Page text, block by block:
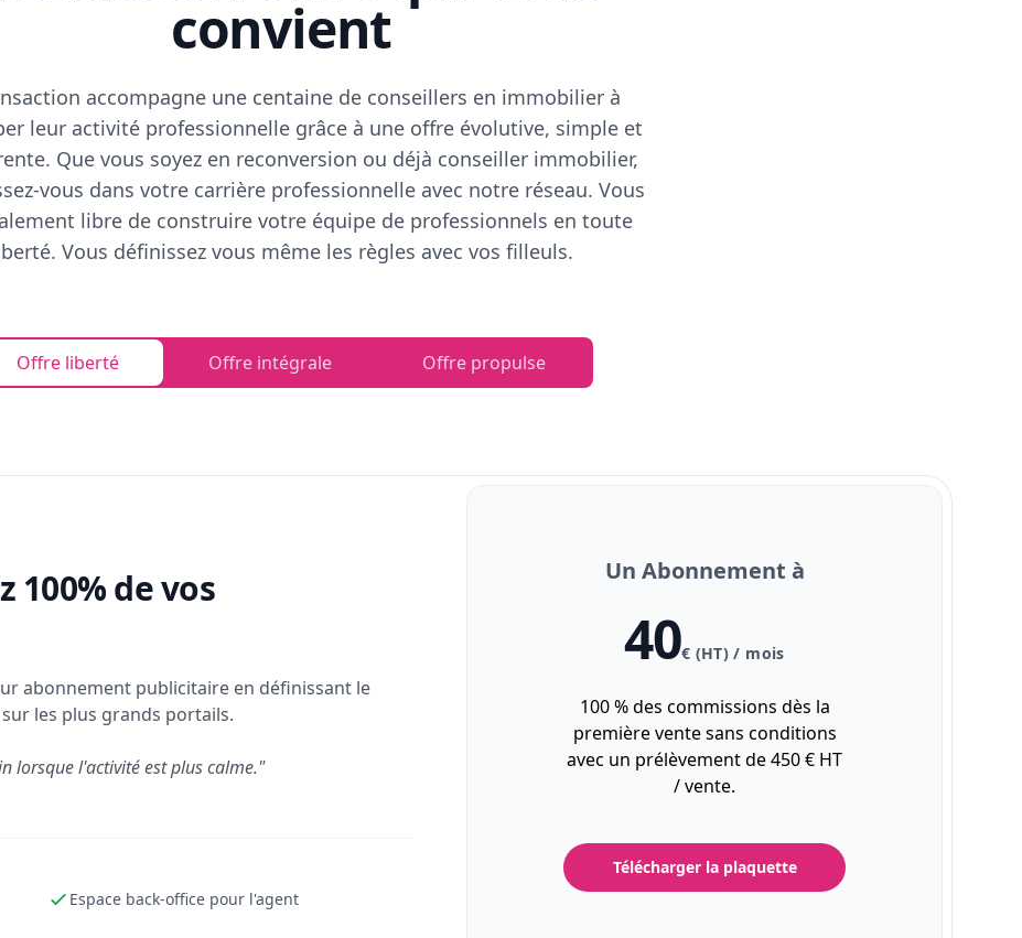
convient
accompagne une centaine de conseillers en immobilier à
leur activité professionnelle grâce à une offre évolutive, simple et
Que vous soyez en reconversion ou déjà conseiller immobilier,
vous dans votre carrière professionnelle avec notre réseau. Vous
libre de construire votre équipe de professionnels en toute
Vous définissez vous même les règles avec vos filleuls.
Offre liberté Offre intégrale Offre propulse
100% de vos
abonnement publicitaire en définissant le
les plus grands portails.
lorsque l'activité est plus calme."
Espace back-office pour l'agent
Un Abonnement à
40€ (HT) / mois
100 % des commissions dès la
première vente sans conditions
avec un prélèvement de 450 € HT
/ vente.
Télécharger la plaquette